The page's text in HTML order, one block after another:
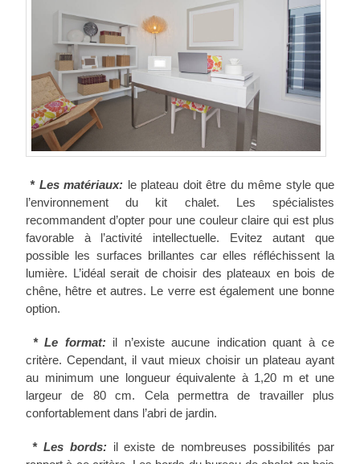
* Les matériaux: le plateau doit être du même style que
l’environnement du kit chalet. Les spécialistes
recommandent d’opter pour une couleur claire qui est plus
favorable à l’activité intellectuelle. Evitez autant que
possible les surfaces brillantes car elles réfléchissent la
lumière. L’idéal serait de choisir des plateaux en bois de
chêne, hêtre et autres. Le verre est également une bonne
option.
* Le format:il n’existe aucune indication quant à ce
critère. Cependant, il vaut mieux choisir un plateau ayant
au minimum une longueur équivalente à 1,20 m et une
largeur de 80 cm. Cela permettra de travailler plus
confortablement dans l’abri de jardin.
* Les bords:il existe de nombreuses possibilités par